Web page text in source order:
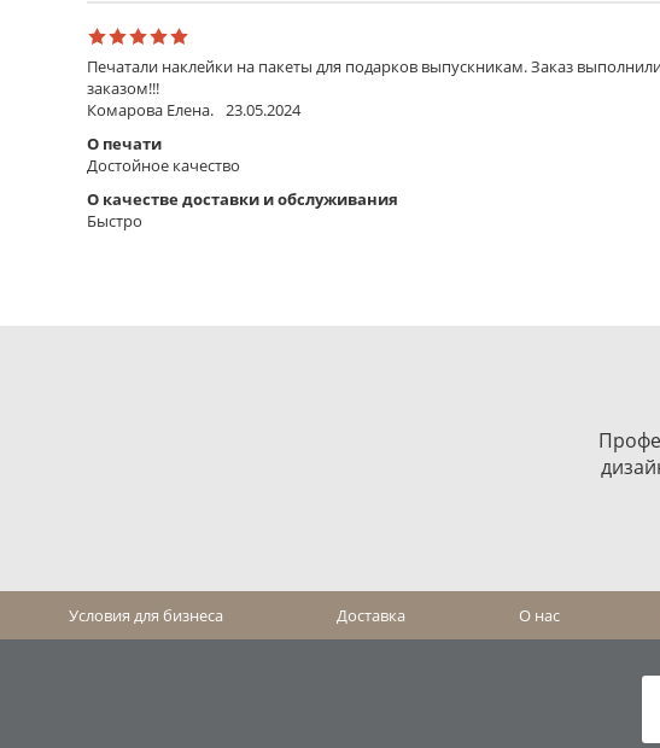
Печатали наклейки на пакеты для подарков выпускникам. Заказ
заказом!!!
Комарова Елена. 23.05.2024
О печати
Достойное качество
О качестве доставки и обслуживания
Быстро
Условия для бизнеса Доставка О нас